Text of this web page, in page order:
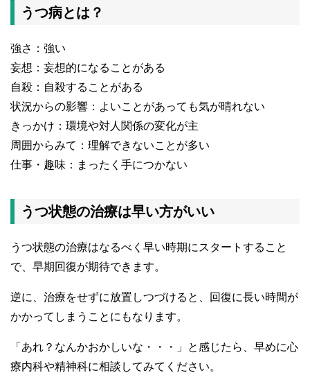
うつ病とは？
強さ：強い
妄想：妄想的になることがある
自殺：自殺することがある
状況からの影響：よいことがあっても気が晴れない
きっかけ：環境や対人関係の変化が主
周囲からみて：理解できないことが多い
仕事・趣味：まったく手につかない
うつ状態の治療は早い方がいい
うつ状態の治療はなるべく早い時期にスタートすること
で、早期回復が期待できます。
逆に、治療をせずに放置しつづけると、回復に長い時間が
かかってしまうことにもなります。
「あれ？なんかおかしいな・・・」と感じたら、早めに心
療内科や精神科に相談してみてください。